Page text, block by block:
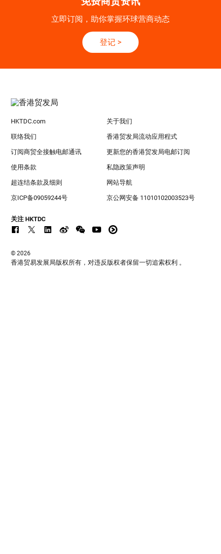
立即订阅，助你掌握环球营商动态
登记 >
HKTDC.com 关于我们
联络我们 香港贸发局流动应用程式
订阅商贸全接触电邮通讯 更新您的香港贸发局电邮订阅
使用条款 私隐政策声明
超连结条款及细则 网站导航
京ICP备09059244号 京公网安备 11010102003523号
关注 HKTDC
© 2026
香港贸易发展局版权所有，对违反版权者保留一切追索权利 。